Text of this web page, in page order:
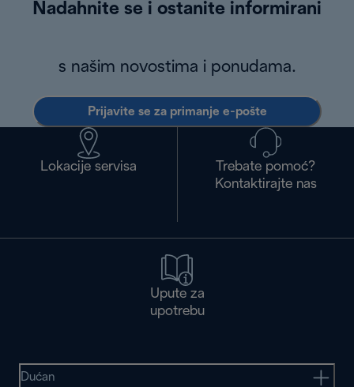
Nadahnite se i ostanite informirani
s našim novostima i ponudama.
Prijavite se za primanje e-pošte
Lokacije servisa
Trebate pomoć?
Kontaktirajte nas
Upute za
upotrebu
Dućan